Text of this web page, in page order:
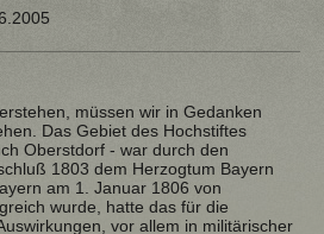
müssen wir in Gedanken
Das Gebiet des Hochstiftes
Oberstdorf - war durch den
1803 dem Herzogtum Bayern
am 1. Januar 1806 von
wurde, hatte das für die
vor allem in militärischer